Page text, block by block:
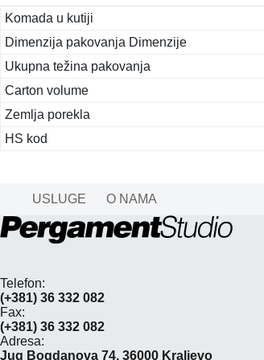
Komada u kutiji
Dimenzija pakovanja Dimenzije
Ukupna težina pakovanja
Carton volume
Zemlja porekla
HS kod
USLUGE O NAMA
Telefon:
(+381) 36 332 082
Fax:
(+381) 36 332 082
Adresa:
Jug Bogdanova 74, 36000 Kraljevo